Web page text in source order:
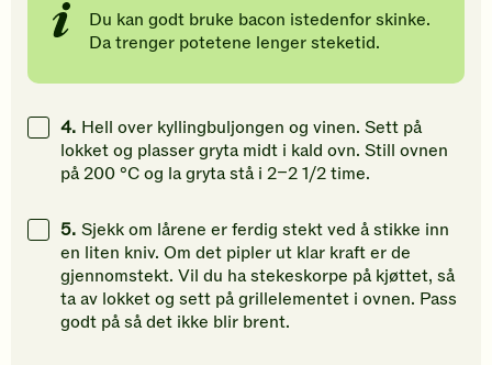
Du kan godt bruke bacon istedenfor skinke.
Da trenger potetene lenger steketid.
4. Hell over kyllingbuljongen og vinen. Sett på
lokket og plasser gryta midt i kald ovn. Still ovnen
på 200 °C og la gryta stå i 2–2 1/2 time.
5. Sjekk om lårene er ferdig stekt ved å stikke inn
en liten kniv. Om det pipler ut klar kraft er de
gjennomstekt. Vil du ha stekeskorpe på kjøttet, så
ta av lokket og sett på grillelementet i ovnen. Pass
godt på så det ikke blir brent.